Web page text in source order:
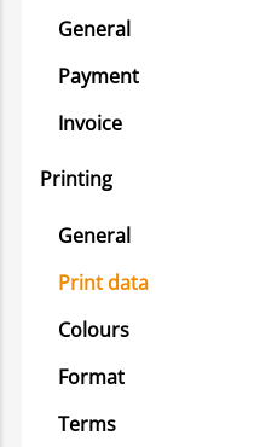
General
Payment
Invoice
Printing
General
Print data
Colours
Format
Terms